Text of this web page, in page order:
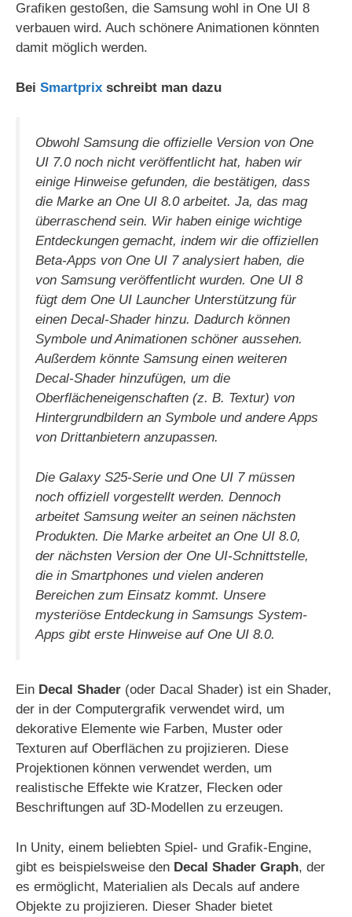
Grafiken gestoßen, die Samsung wohl in One UI 8
verbauen wird. Auch schönere Animationen könnten
damit möglich werden.
Bei Smartprix schreibt man dazu
Obwohl Samsung die offizielle Version von One
UI 7.0 noch nicht veröffentlicht hat, haben wir
einige Hinweise gefunden, die bestätigen, dass
die Marke an One UI 8.0 arbeitet. Ja, das mag
überraschend sein. Wir haben einige wichtige
Entdeckungen gemacht, indem wir die offiziellen
Beta-Apps von One UI 7 analysiert haben, die
von Samsung veröffentlicht wurden. One UI 8
fügt dem One UI Launcher Unterstützung für
einen Decal-Shader hinzu. Dadurch können
Symbole und Animationen schöner aussehen.
Außerdem könnte Samsung einen weiteren
Decal-Shader hinzufügen, um die
Oberflächeneigenschaften (z. B. Textur) von
Hintergrundbildern an Symbole und andere Apps
von Drittanbietern anzupassen.
Die Galaxy S25-Serie und One UI 7 müssen
noch offiziell vorgestellt werden. Dennoch
arbeitet Samsung weiter an seinen nächsten
Produkten. Die Marke arbeitet an One UI 8.0,
der nächsten Version der One UI-Schnittstelle,
die in Smartphones und vielen anderen
Bereichen zum Einsatz kommt. Unsere
mysteriöse Entdeckung in Samsungs System-
Apps gibt erste Hinweise auf One UI 8.0.
Ein Decal Shader (oder Dacal Shader) ist ein Shader,
der in der Computergrafik verwendet wird, um
dekorative Elemente wie Farben, Muster oder
Texturen auf Oberflächen zu projizieren. Diese
Projektionen können verwendet werden, um
realistische Effekte wie Kratzer, Flecken oder
Beschriftungen auf 3D-Modellen zu erzeugen.
In Unity, einem beliebten Spiel- und Grafik-Engine,
gibt es beispielsweise den Decal Shader Graph, der
es ermöglicht, Materialien als Decals auf andere
Objekte zu projizieren. Dieser Shader bietet